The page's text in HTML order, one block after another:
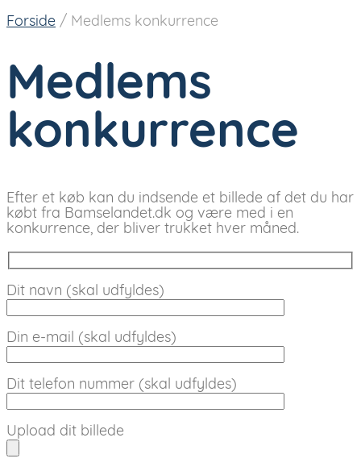
Forside / Medlems konkurrence
Medlems
konkurrence
Efter et køb kan du indsende et billede af det du har
købt fra Bamselandet.dk og være med i en
konkurrence, der bliver trukket hver måned.
Dit navn (skal udfyldes)
Din e-mail (skal udfyldes)
Dit telefon nummer (skal udfyldes)
Upload dit billede